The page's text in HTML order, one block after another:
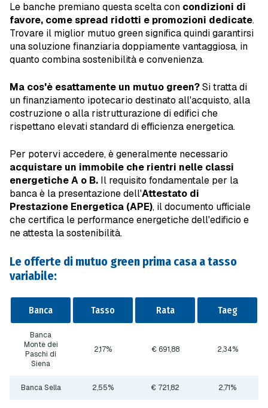
Le banche premiano questa scelta con condizioni di
favore, come spread ridotti e promozioni dedicate.
Trovare il miglior mutuo green significa quindi garantirsi
una soluzione finanziaria doppiamente vantaggiosa, in
quanto combina sostenibilità e convenienza.
Ma cos'è esattamente un mutuo green?Si tratta di
un finanziamento ipotecario destinato all'acquisto, alla
costruzione o alla ristrutturazione di edifici che
rispettano elevati standard di efficienza energetica.
Per potervi accedere, è generalmente necessario
acquistare un immobile che rientri nelle classi
energetiche A o B. Il requisito fondamentale per la
banca è la presentazione dell'Attestato di
Prestazione Energetica (APE), il documento ufficiale
che certifica le performance energetiche dell'edificio e
ne attesta la sostenibilità.
Le offerte di mutuo green prima casa a tasso
variabile:
Banca Tasso Rata Taeg
Banca
Monte dei
Paschi di
Siena
2,17% € 691,88 2,34%
Banca Sella 2,55% € 721,82 2,71%